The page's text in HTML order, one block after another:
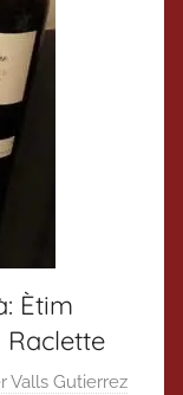
Ètim
Raclette
Valls Gutierrez